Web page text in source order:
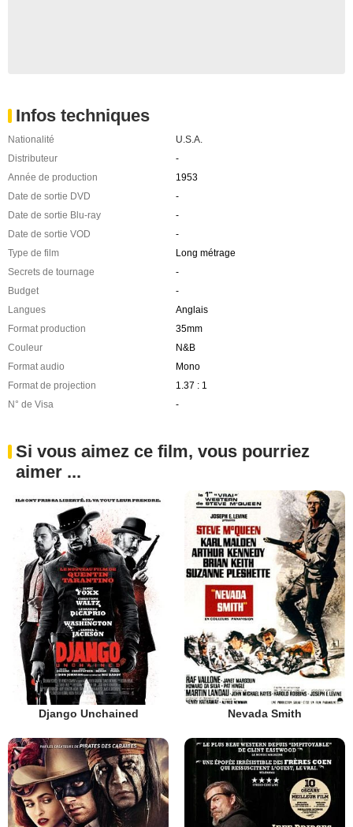
Infos techniques
Nationalité
U.S.A.
Distributeur
-
Année de production
1953
Date de sortie DVD
-
Date de sortie Blu-ray
-
Date de sortie VOD
-
Type de film
Long métrage
Secrets de tournage
-
Budget
-
Langues
Anglais
Format production
35mm
Couleur
N&B
Format audio
Mono
Format de projection
1.37 : 1
N° de Visa
-
Si vous aimez ce film, vous pourriez
aimer ...
Django Unchained Nevada Smith